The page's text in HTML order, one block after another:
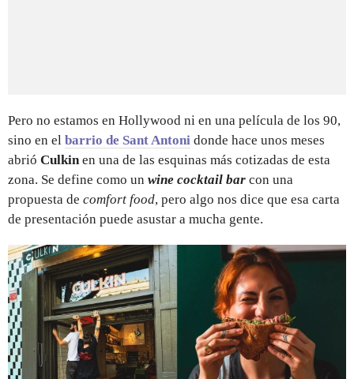
Pero no estamos en Hollywood ni en una película de los 90,
sino en el barrio de Sant Antoni donde hace unos meses
abrió Culkinen una de las esquinas más cotizadas de esta
zona. Se define como un wine cocktail bar con una
propuesta de comfort food, pero algo nos dice que esa carta
de presentación puede asustar a mucha gente.